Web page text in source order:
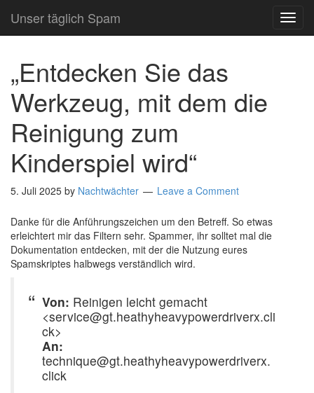
Unser täglich Spam
„Entdecken Sie das
Werkzeug, mit dem die
Reinigung zum
Kinderspiel wird“
5. Juli 2025 by Nachtwächter Leave a Comment
Danke für die Anführungszeichen um den Betreff. So etwas
erleichtert mir das Filtern sehr. Spammer, ihr solltet mal die
Dokumentation entdecken, mit der die Nutzung eures
Spamskriptes halbwegs verständlich wird.
Von: Reinigen leicht gemacht
<service@gt.heathyheavypowerdriverx.cli
ck>
An:
technique@gt.heathyheavypowerdriverx.
click